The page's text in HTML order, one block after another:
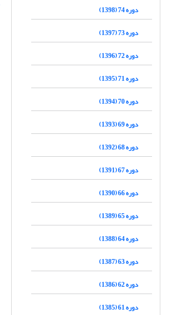
دوره 74 (1398)
دوره 73 (1397)
دوره 72 (1396)
دوره 71 (1395)
دوره 70 (1394)
دوره 69 (1393)
دوره 68 (1392)
دوره 67 (1391)
دوره 66 (1390)
دوره 65 (1389)
دوره 64 (1388)
دوره 63 (1387)
دوره 62 (1386)
دوره 61 (1385)